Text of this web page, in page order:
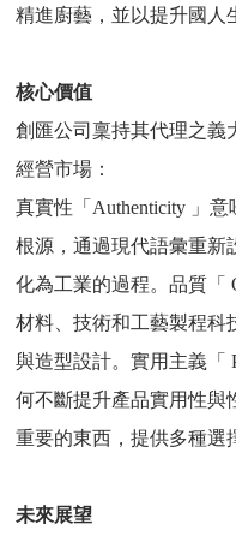
精進廚藝，並以提升國人
核心價值
創匯公司稟持其代理之義
經營市場：
真實性「Authenticity 」
根源，通過現代語彙重新
化為工業的過程。品質「
材料、技術和工藝製程科
與造型設計。實用主義「
何不斷提升產品實用性與
重要的東西，提供多種選
未來展望